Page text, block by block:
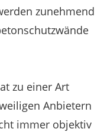
zunehmend
zu einer Art
Anbietern
immer objektiv